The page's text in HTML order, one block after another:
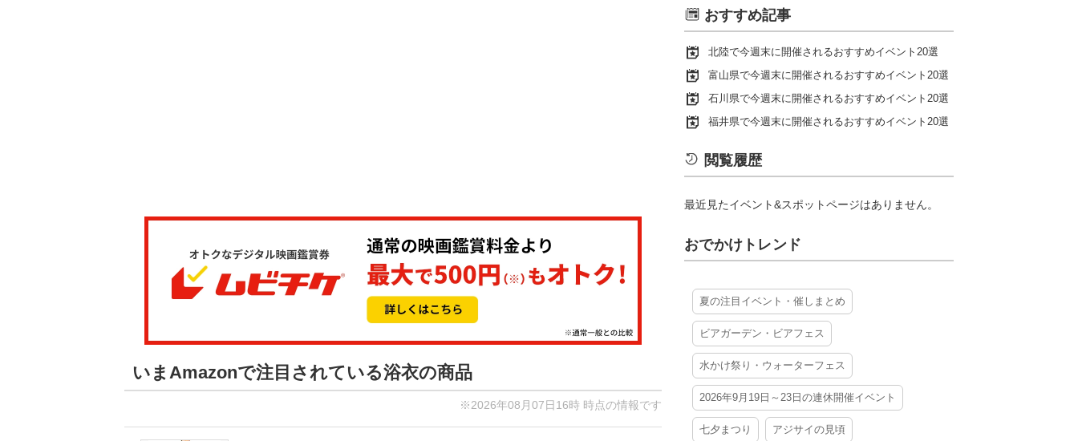
いまAmazonで注目されている浴衣の商品
※2026年08月07日16時 時点の情報です
おすすめ記事
北陸で今週末に開催されるおすすめイベント20選
富山県で今週末に開催されるおすすめイベント20選
石川県で今週末に開催されるおすすめイベント20選
福井県で今週末に開催されるおすすめイベント20選
閲覧履歴
最近見たイベント&スポットページはありません。
おでかけトレンド
夏の注目イベント・催しまとめ
ビアガーデン・ビアフェス
水かけ祭り・ウォーターフェス
2026年9月19日～23日の連休開催イベント
七夕まつり アジサイの見頃